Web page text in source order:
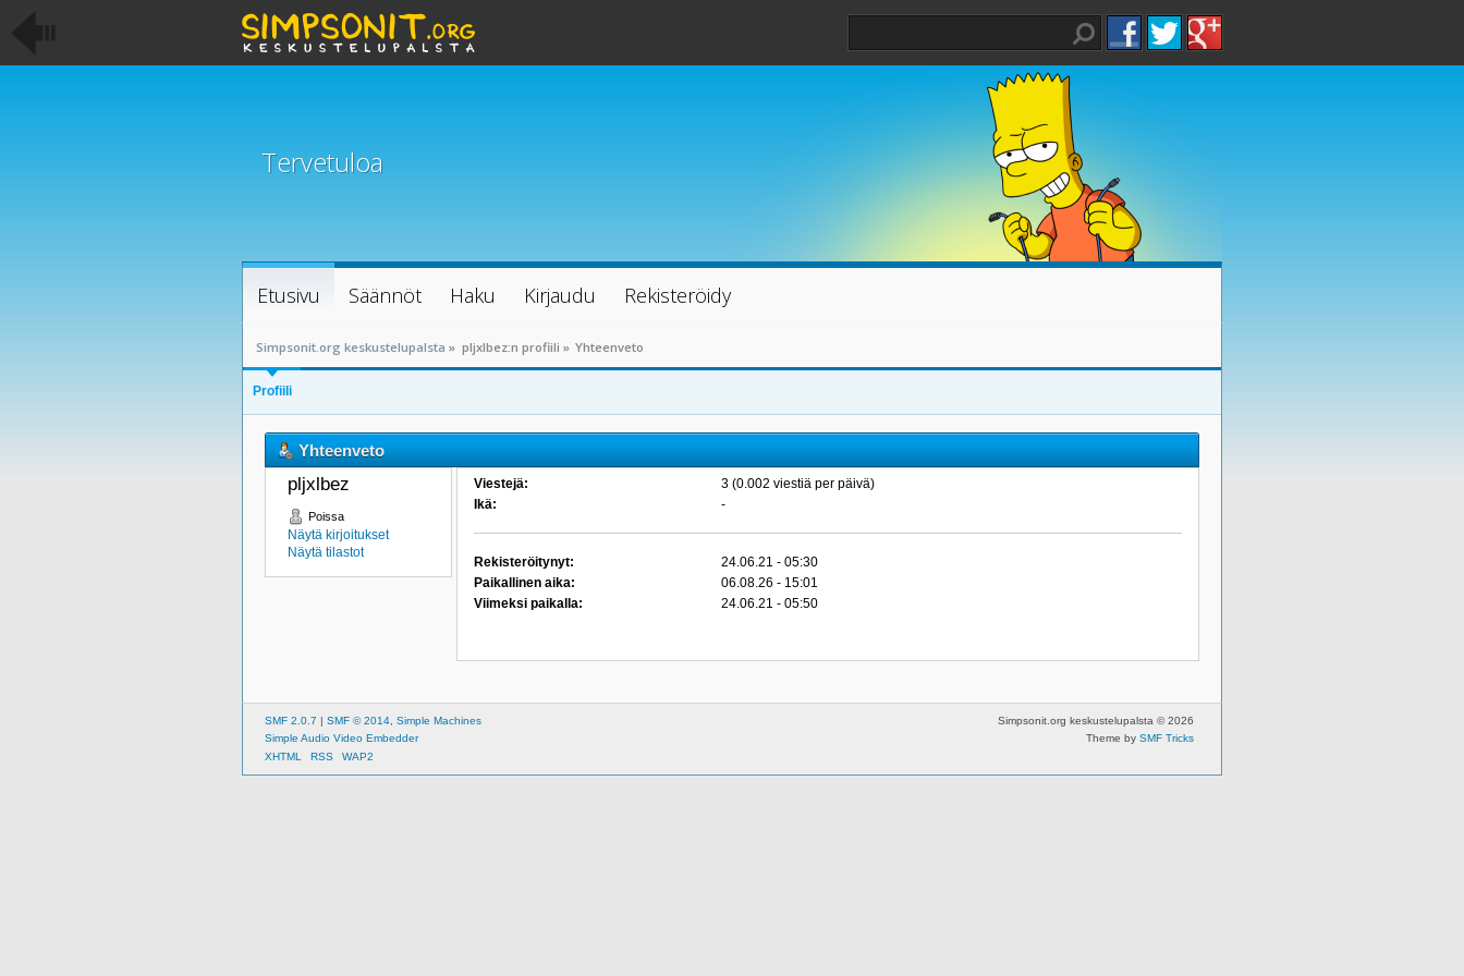
Tervetuloa
Etusivu Säännöt Haku Kirjaudu Rekisteröidy
Simpsonit.org keskustelupalsta » pljxlbez:n profiili » Yhteenveto
Profiili
Yhteenveto
pljxlbez
Poissa
Näytä kirjoitukset
Näytä tilastot
Viestejä:
3 (0.002 viestiä per päivä)
Ikä:
-
Rekisteröitynyt:
24.06.21 - 05:30
Paikallinen aika:
06.08.26 - 15:01
Viimeksi paikalla:
24.06.21 - 05:50
Simpsonit.org keskustelupalsta © 2026
Theme by SMF Tricks
SMF 2.0.7 | SMF © 2014 Simple Machines
Simple Audio Video Embedder
XHTML
RSS WAP2